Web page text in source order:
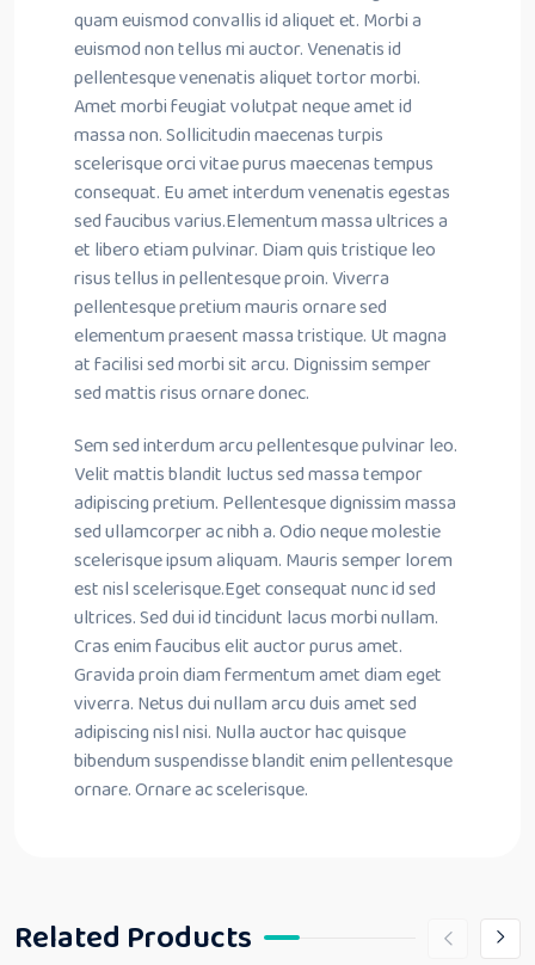
quam euismod convallis id aliquet et. Morbi a
euismod non tellus mi auctor. Venenatis id
pellentesque venenatis aliquet tortor morbi.
Amet morbi feugiat volutpat neque amet id
massa non. Sollicitudin maecenas turpis
scelerisque orci vitae purus maecenas tempus
consequat. Eu amet interdum venenatis egestas
sed faucibus varius.Elementum massa ultrices a
et libero etiam pulvinar. Diam quis tristique leo
risus tellus in pellentesque proin. Viverra
pellentesque pretium mauris ornare sed
elementum praesent massa tristique. Ut magna
at facilisi sed morbi sit arcu. Dignissim semper
sed mattis risus ornare donec.
Sem sed interdum arcu pellentesque pulvinar leo.
Velit mattis blandit luctus sed massa tempor
adipiscing pretium. Pellentesque dignissim massa
sed ullamcorper ac nibh a. Odio neque molestie
scelerisque ipsum aliquam. Mauris semper lorem
est nisl scelerisque.Eget consequat nunc id sed
ultrices. Sed dui id tincidunt lacus morbi nullam.
Cras enim faucibus elit auctor purus amet.
Gravida proin diam fermentum amet diam eget
viverra. Netus dui nullam arcu duis amet sed
adipiscing nisl nisi. Nulla auctor hac quisque
bibendum suspendisse blandit enim pellentesque
ornare. Ornare ac scelerisque.
Related Products